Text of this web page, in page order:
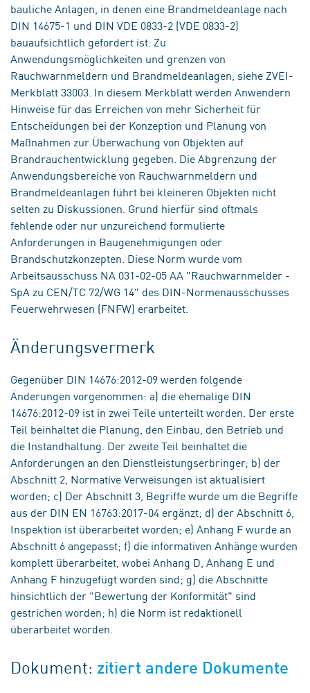
bauliche Anlagen, in denen eine Brandmeldeanlage nach
DIN 14675-1 und DIN VDE 0833-2 (VDE 0833-2)
bauaufsichtlich gefordert ist. Zu
Anwendungsmöglichkeiten und grenzen von
Rauchwarnmeldern und Brandmeldeanlagen, siehe ZVEI-
Merkblatt 33003. In diesem Merkblatt werden Anwendern
Hinweise für das Erreichen von mehr Sicherheit für
Entscheidungen bei der Konzeption und Planung von
Maßnahmen zur Überwachung von Objekten auf
Brandrauchentwicklung gegeben. Die Abgrenzung der
Anwendungsbereiche von Rauchwarnmeldern und
Brandmeldeanlagen führt bei kleineren Objekten nicht
selten zu Diskussionen. Grund hierfür sind oftmals
fehlende oder nur unzureichend formulierte
Anforderungen in Baugenehmigungen oder
Brandschutzkonzepten. Diese Norm wurde vom
Arbeitsausschuss NA 031-02-05 AA "Rauchwarnmelder -
SpA zu CEN/TC 72/WG 14" des DIN-Normenausschusses
Feuerwehrwesen (FNFW) erarbeitet.
Änderungsvermerk
Gegenüber DIN 14676:2012-09 werden folgende
Änderungen vorgenommen: a) die ehemalige DIN
14676:2012-09 ist in zwei Teile unterteilt worden. Der erste
Teil beinhaltet die Planung, den Einbau, den Betrieb und
die Instandhaltung. Der zweite Teil beinhaltet die
Anforderungen an den Dienstleistungserbringer; b) der
Abschnitt 2, Normative Verweisungen ist aktualisiert
worden; c) Der Abschnitt 3, Begriffe wurde um die Begriffe
aus der DIN EN 16763:2017-04 ergänzt; d) der Abschnitt 6,
Inspektion ist überarbeitet worden; e) Anhang F wurde an
Abschnitt 6 angepasst; f) die informativen Anhänge wurden
komplett überarbeitet, wobei Anhang D, Anhang E und
Anhang F hinzugefügt worden sind; g) die Abschnitte
hinsichtlich der "Bewertung der Konformität" sind
gestrichen worden; h) die Norm ist redaktionell
überarbeitet worden.
Dokument: zitiert andere Dokumente